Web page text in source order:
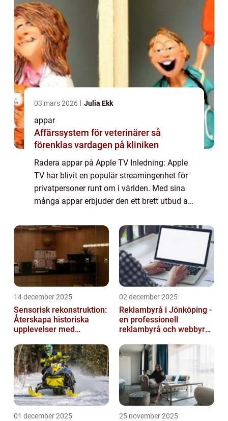
03 mars 2026 Julia Ekk
appar
Affärssystem för veterinärer så
förenklas vardagen på kliniken
Radera appar på Apple TV Inledning: Apple
TV har blivit en populär streamingenhet för
privatpersoner runt om i världen. Med sina
många appar erbjuder den ett brett utbud av
mycket, och man behöver rensa ut ap...
14 december 2025
Sensorisk rekonstruktion:
Återskapa historiska
upplevelser med
02 december 2025
Reklambyrå i Jönköping -
en professionell
reklambyrå och webbyrå
kommunikati...
01 december 2025 25 november 2025